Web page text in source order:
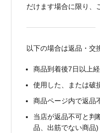
だけます場合に限り、
以下の場合は返品・交
商品到着後7日以上
使用した、または破
商品ページ内で返品
当店が返品不可と判
品、出筋でない商品)